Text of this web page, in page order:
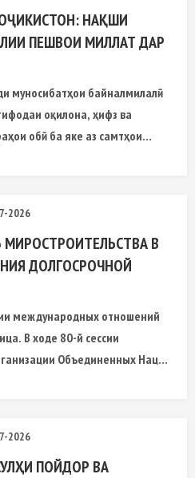
НАҚШИ
ПЕШВОИ МИЛЛАТ ДАР
муносибатҳои байналмилалӣ
оқилона, ҳифз ва
обӣ ба яке аз самтҳои
2026
В
ДОЛГОСРОЧНОЙ
международных отношений
В ходе 80-й сессии
Объединенных Наций
2026
ПОЙДОР ВА